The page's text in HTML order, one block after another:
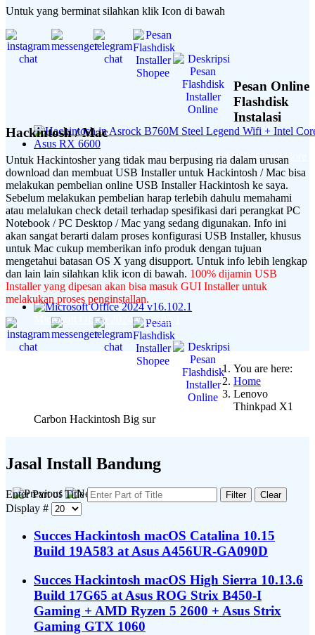
Hackintosh in Asrock B760M Steel Legend Wifi + Intel Core
Asus RX 6600
Microsoft Office 2024 v16.102.1
Untuk yang berminat silahkan klik Icon di bawah
Pesan Online
Flashdisk
Instalasi
Hackintosh / Mac
Untuk Hackintosher yang tidak mau berpusing ria dalam urusan
download dan membuat USB Installer untuk Hackintosh / Mac bisa
melakukan pembelian online USB Installer Hackintosh ke saya.
Sebelum melakukan pembelian harap terlebih dahulu memahami
atau melalukan check detail terhadap spesifikasi dari perangkat PC
Notebook / PC Desktop / Mac yang sedang digunakan. Info ini
akan sangat berarti dalam proses konfigurasi USB Installer, khusus
untuk Mac cukup memberikan info produk dengan tujuan
mengetahui batasan OS X yang disupport. Untuk info lebih lengkap
dan lain lain silahkan klik icon di bawah. 100% dijamin USB
Installer yang dipesan akan bisa masuk GUI Installer untuk
melakukan proses penginstallan.
You are here:
Home
Lenovo
Thinkpad X1
Carbon Hackintosh Big sur
Jasal Install Bandung
Enter Part of Title Filter Clear
Display #
Succes Hackintosh macOS Catalina 10.15
Build 19A583 at Asus A456UR-GA090D
Succes Hackintosh macOS High Sierra 10.13.6
Build 17G65 at Asus ROG Strix B450-I
Gaming + AMD Ryzen 5 2600 + Asus Strix
Gaming GTX 1060